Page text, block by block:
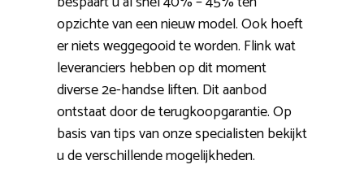
opzichte van een nieuw model. Ook hoeft
er niets weggegooid te worden. Flink wat
leveranciers hebben op dit moment
diverse 2e-handse liften. Dit aanbod
ontstaat door de terugkoopgarantie. Op
basis van tips van onze specialisten bekijkt
u de verschillende mogelijkheden.